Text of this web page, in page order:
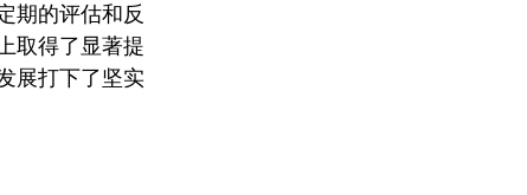
期的评估和反
取得了显著提
展打下了坚实